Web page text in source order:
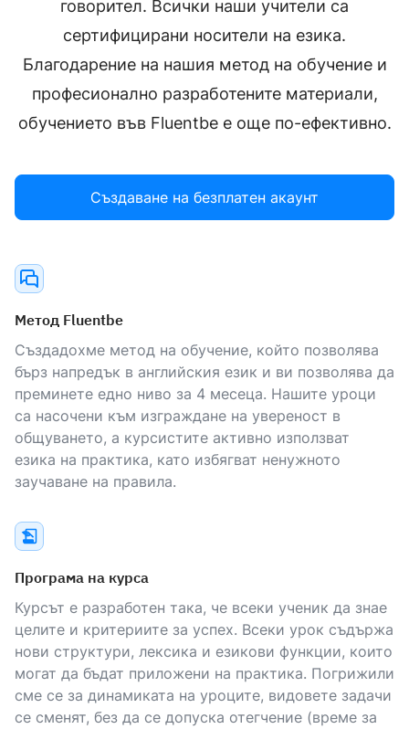
говорител. Всички наши учители са
сертифицирани носители на езика.
Благодарение на нашия метод на обучение и
професионално разработените материали,
обучението във Fluentbe е още по-ефективно.
Създаване на безплатен акаунт
Метод Fluentbe
Създадохме метод на обучение, който позволява
бърз напредък в английския език и ви позволява да
преминете едно ниво за 4 месеца. Нашите уроци
са насочени към изграждане на увереност в
общуването, а курсистите активно използват
езика на практика, като избягват ненужното
заучаване на правила.
Програма на курса
Курсът е разработен така, че всеки ученик да знае
целите и критериите за успех. Всеки урок съдържа
нови структури, лексика и езикови функции, които
могат да бъдат приложени на практика. Погрижили
сме се за динамиката на уроците, видовете задачи
се сменят, без да се допуска отегчение (време за